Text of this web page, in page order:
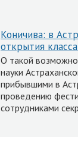
Коничива: в
открытия
О такой
науки
прибывшими в
проведению
сотрудниками